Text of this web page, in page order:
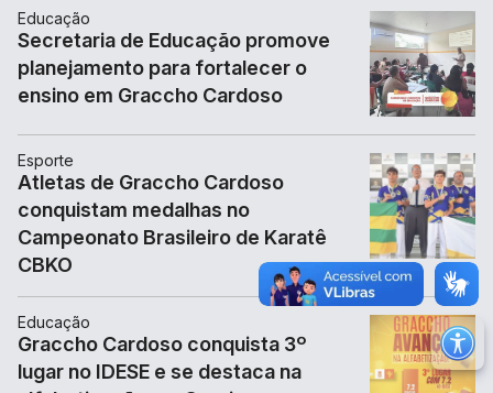
Educação
Secretaria de Educação promove
planejamento para fortalecer o
ensino em Graccho Cardoso
Esporte
Atletas de Graccho Cardoso
conquistam medalhas no
Campeonato Brasileiro de Karatê
CBKO
Educação
Graccho Cardoso conquista 3º
lugar no IDESE e se destaca na
Ir